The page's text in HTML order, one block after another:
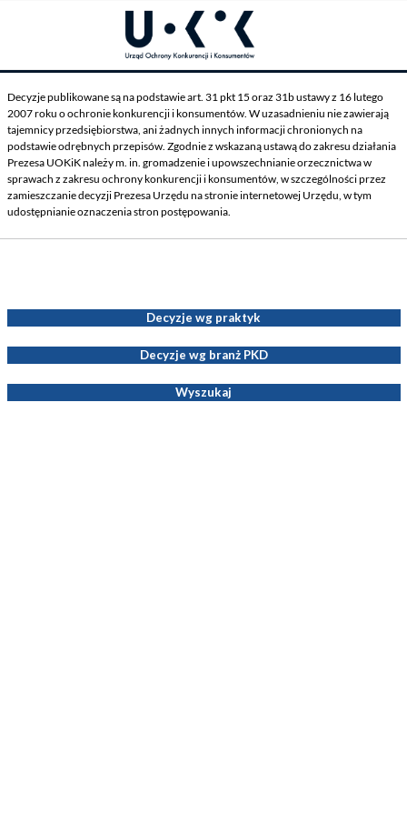
Decyzje publikowane są na podstawie art. 31 pkt 15 oraz 31b ustawy z 16 lutego
2007 roku o ochronie konkurencji i konsumentów. W uzasadnieniu nie zawierają
tajemnicy przedsiębiorstwa, ani żadnych innych informacji chronionych na
podstawie odrębnych przepisów. Zgodnie z wskazaną ustawą do zakresu działania
Prezesa UOKiK należy m. in. gromadzenie i upowszechnianie orzecznictwa w
sprawach z zakresu ochrony konkurencji i konsumentów, w szczególności przez
zamieszczanie decyzji Prezesa Urzędu na stronie internetowej Urzędu, w tym
udostępnianie oznaczenia stron postępowania.
Decyzje wg praktyk
Decyzje wg branż PKD
Wyszukaj